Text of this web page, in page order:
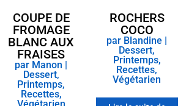
COUPE DE
FROMAGE
BLANC AUX
FRAISES
par Manon |
Dessert,
Printemps,
Recettes,
ROCHERS
COCO
par Blandine |
Dessert,
Printemps,
Recettes,
Végétarien